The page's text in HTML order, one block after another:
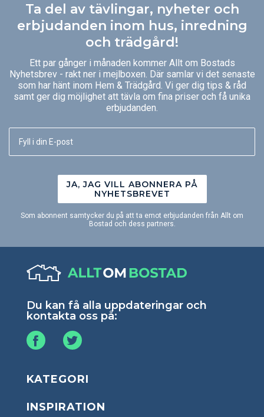
Ta del av tävlingar, nyheter och
erbjudanden inom hus, inredning
och trädgård!
Ett par gånger i månaden kommer Allt om Bostads
Nyhetsbrev - rakt ner i mejlboxen. Där samlar vi det senaste
som har hänt inom Hem & Trädgård. Vi ger dig tips & råd
samt ger dig möjlighet att tävla om fina priser och få unika
erbjudanden.
JA, JAG VILL ABONNERA PÅ
NYHETSBREVET
Som abonnent samtycker du på att ta emot erbjudanden från Allt om
Bostad och dess partners.
Du kan få alla uppdateringar och
kontakta oss på:
KATEGORI
INSPIRATION